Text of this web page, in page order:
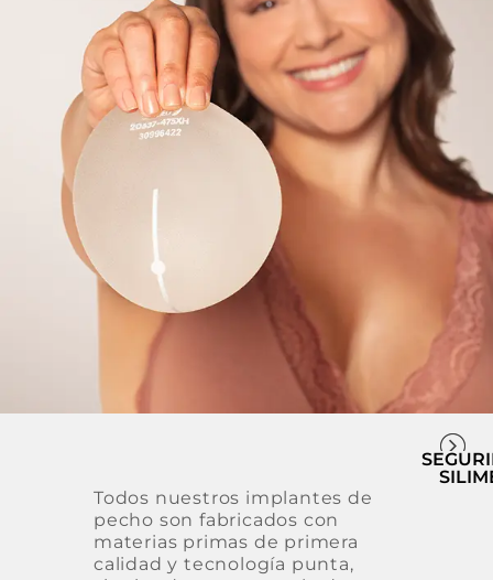
Todos nuestros implantes de
pecho son fabricados con
materias primas de primera
calidad y tecnología punta,